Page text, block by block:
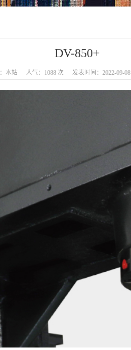
DV-850+
本站 人气：1088 次 发表时间：2022-09-08